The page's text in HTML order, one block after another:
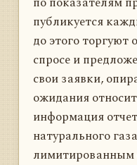
публикуется
до этого торгуют
спросе и
свои заявки,
ожидания
информация
натурального
лимитированным